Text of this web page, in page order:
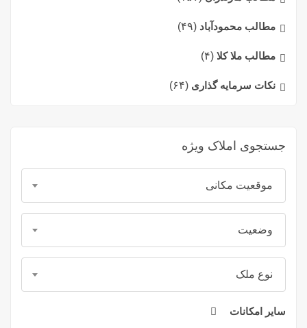
مطالب محمودآباد (۴۹)
مطالب ملا کلا (۴)
نکات سرمایه گذاری (۶۴)
جستجوی املاک ویژه
موقعیت مکانی
وضعیت
نوع ملک
سایر امکانات